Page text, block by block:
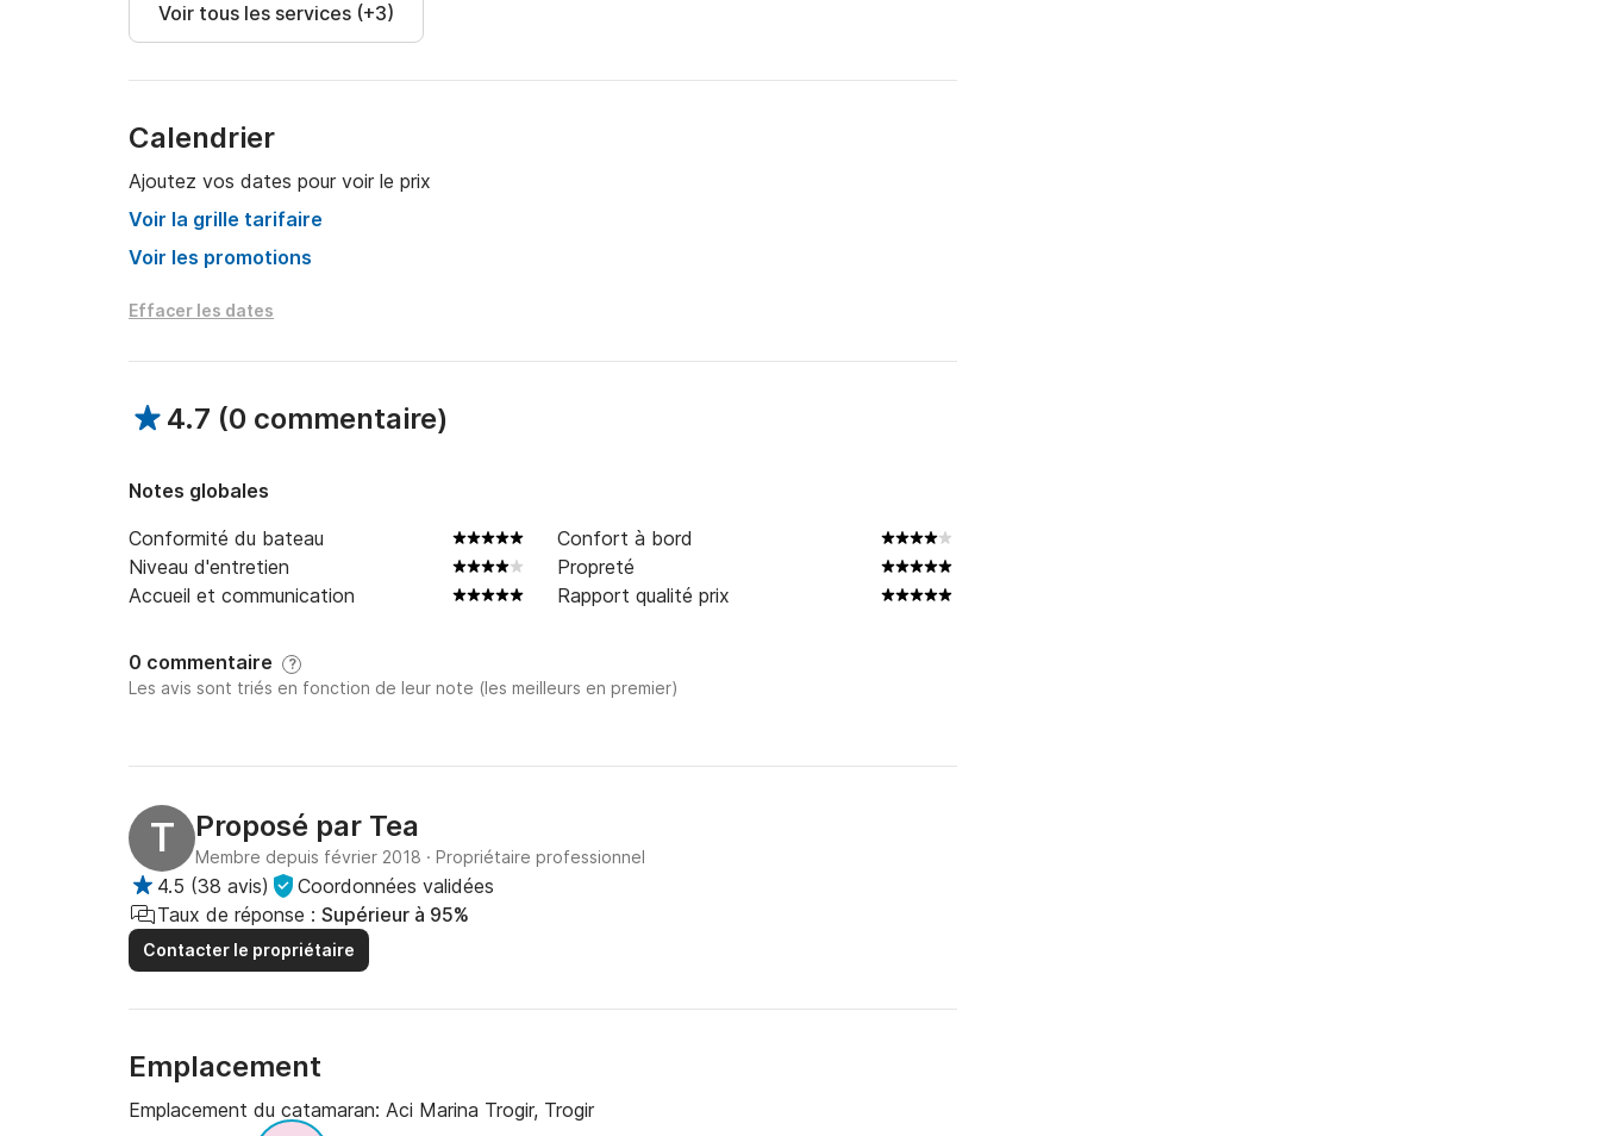
Voir tous les services (+3)
Calendrier
Ajoutez vos dates pour voir le prix
Voir la grille tarifaire
Voir les promotions
Effacer les dates
4.7 (0 commentaire)
Notes globales
Conformité du bateau
Confort à bord
Niveau d'entretien
Propreté
Accueil et communication
Rapport qualité prix
0 commentaire ?
Les avis sont triés en fonction de leur note (les meilleurs en premier)
T Proposé par Tea
Membre depuis février 2018 · Propriétaire professionnel
4.5 (38 avis)
Coordonnées validées
Taux de réponse : Supérieur à 95%
Contacter le propriétaire
Emplacement
Emplacement du catamaran: Aci Marina Trogir, Trogir